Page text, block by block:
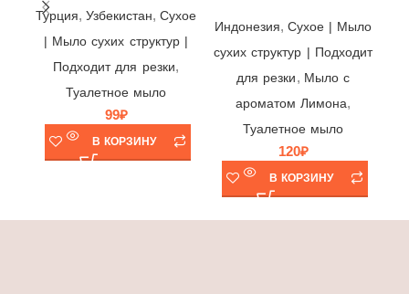
Турция, Узбекистан, Cухое
| Мыло сухих структур |
Подходит для резки,
Туалетное мыло
99₽
В КОРЗИНУ
Индонезия, Cухое | Мыло
сухих структур | Подходит
для резки, Мыло с
ароматом Лимона,
Туалетное мыло
120₽
В КОРЗИНУ